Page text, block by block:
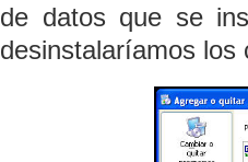
de datos que se
desinstalaríamos